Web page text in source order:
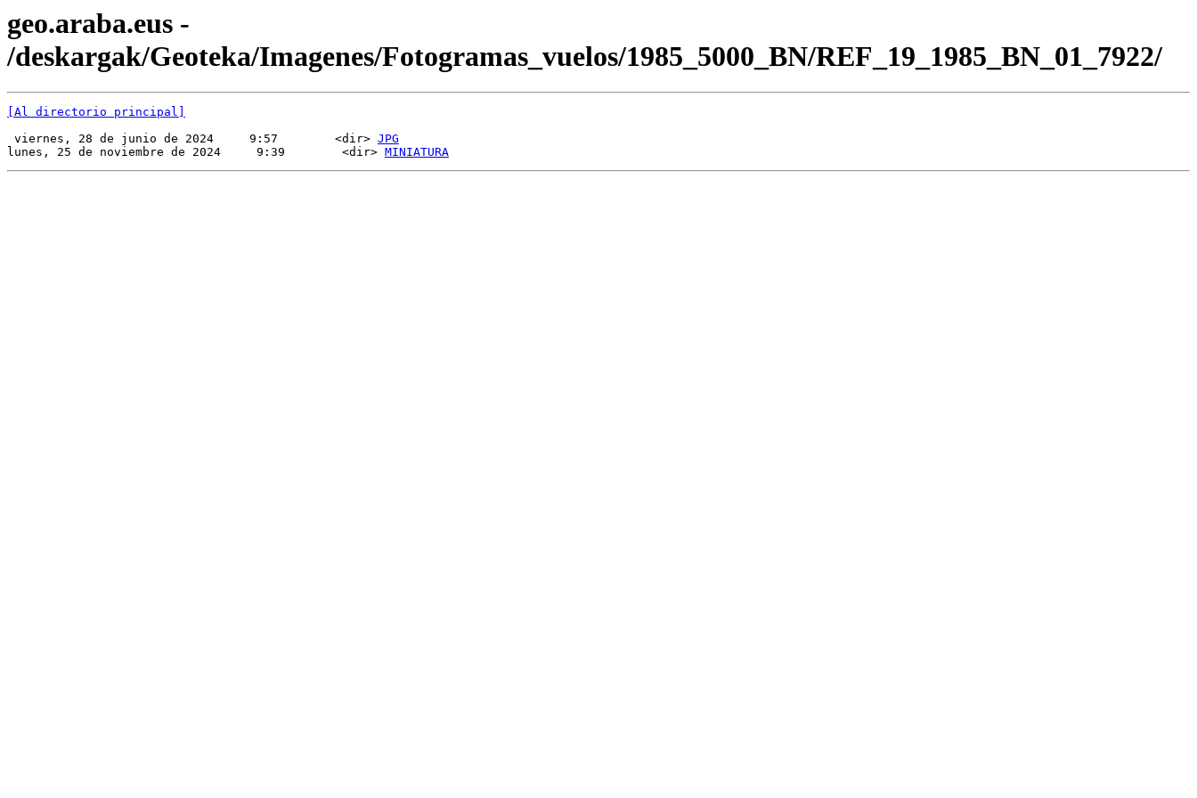
geo.araba.eus -
/deskargak/Geoteka/Imagenes/Fotogramas_vuelos/1985_5000_BN/REF_19_1985_BN_01_7922/
[Al directorio principal]
viernes, 28 de junio de 2024     9:57        <dir> JPG
lunes, 25 de noviembre de 2024     9:39        <dir> MINIATURA